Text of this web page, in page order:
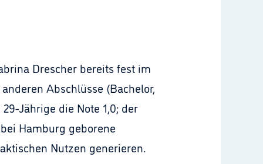
Drescher bereits fest im
Abschlüsse (Bachelor,
Jährige die Note 1,0; der
Hamburg geborene
Nutzen generieren.